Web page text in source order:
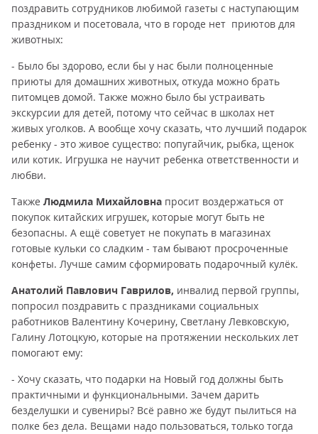
поздравить сотрудников любимой газеты с наступающим
праздником и посетовала, что в городе нет приютов для
животных:
- Было бы здорово, если бы у нас были полноценные
приюты для домашних животных, откуда можно брать
питомцев домой. Также можно было бы устраивать
экскурсии для детей, потому что сейчас в школах нет
живых уголков. А вообще хочу сказать, что лучший подарок
ребенку - это живое существо: попугайчик, рыбка, щенок
или котик. Игрушка не научит ребенка ответственности и
любви.
Также Людмила Михайловна просит воздержаться от
покупок китайских игрушек, которые могут быть не
безопасны. А ещё советует не покупать в магазинах
готовые кульки со сладким - там бывают просроченные
конфеты. Лучше самим сформировать подарочный кулёк.
Анатолий Павлович Гаврилов, инвалид первой группы,
попросил поздравить с праздниками социальных
работников Валентину Кочерину, Светлану Левковскую,
Галину Лотоцкую, которые на протяжении нескольких лет
помогают ему:
- Хочу сказать, что подарки на Новый год должны быть
практичными и функциональными. Зачем дарить
безделушки и сувениры? Всё равно же будут пылиться на
полке без дела. Вещами надо пользоваться, только тогда